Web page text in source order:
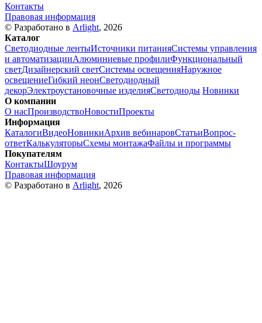
Контакты
Правовая информация
© Разработано в Arlight, 2026
Каталог
Светодиодные лентыИсточники питанияСистемы управления
и автоматизацииАлюминиевые профилиФункциональный
светДизайнерский светСистемы освещенияНаружное
освещениеГибкий неонСветодиодный
декорЭлектроустановочные изделияСветодиоды Новинки
О компании
О насПроизводствоНовостиПроекты
Информация
КаталогиВидеоНовинкиАрхив вебинаровСтатьиВопрос-
ответКалькуляторыСхемы монтажаФайлы и программы
Покупателям
КонтактыШоурум
Правовая информация
© Разработано в Arlight, 2026